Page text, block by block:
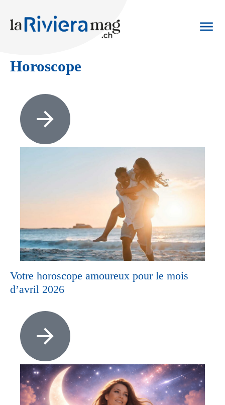
Horoscope
Votre horoscope amoureux pour le mois
d’avril 2026